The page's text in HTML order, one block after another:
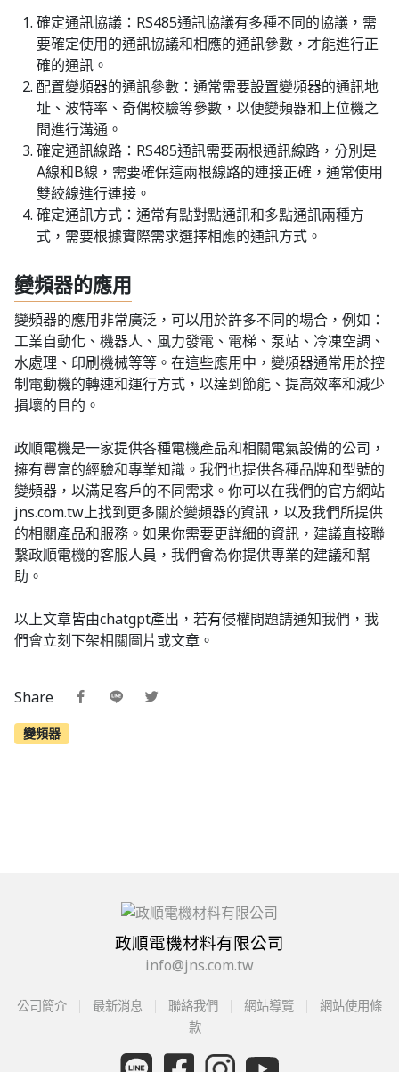
確定通訊協議：RS485通訊協議有多種不同的協議，需
要確定使用的通訊協議和相應的通訊參數，才能進行正
確的通訊。
配置變頻器的通訊參數：通常需要設置變頻器的通訊地
址、波特率、奇偶校驗等參數，以便變頻器和上位機之
間進行溝通。
確定通訊線路：RS485通訊需要兩根通訊線路，分別是
A線和B線，需要確保這兩根線路的連接正確，通常使用
雙絞線進行連接。
確定通訊方式：通常有點對點通訊和多點通訊兩種方
式，需要根據實際需求選擇相應的通訊方式。
變頻器的應用
變頻器的應用非常廣泛，可以用於許多不同的場合，例如：
工業自動化、機器人、風力發電、電梯、泵站、冷凍空調、
水處理、印刷機械等等。在這些應用中，變頻器通常用於控
制電動機的轉速和運行方式，以達到節能、提高效率和減少
損壞的目的。
政順電機是一家提供各種電機產品和相關電氣設備的公司，
擁有豐富的經驗和專業知識。我們也提供各種品牌和型號的
變頻器，以滿足客戶的不同需求。你可以在我們的官方網站
jns.com.tw上找到更多關於變頻器的資訊，以及我們所提供
的相關產品和服務。如果你需要更詳細的資訊，建議直接聯
繫政順電機的客服人員，我們會為你提供專業的建議和幫
助。
以上文章皆由chatgpt產出，若有侵權問題請通知我們，我
們會立刻下架相關圖片或文章。
Share
變頻器
政順電機材料有限公司
info@jns.com.tw
公司簡介 最新消息 聯絡我們 網站導覽
網站使用條
款